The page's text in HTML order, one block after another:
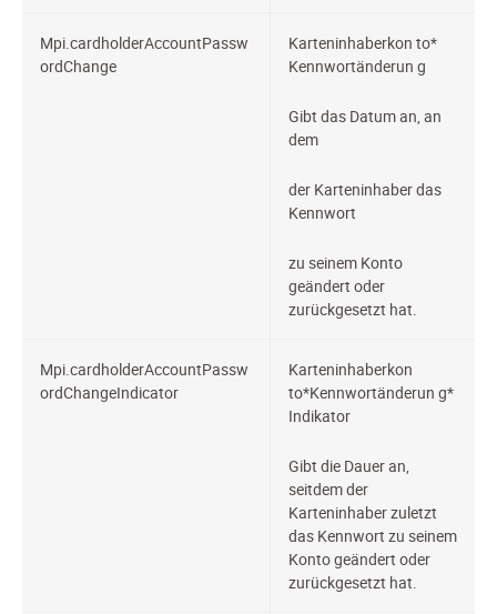
Mpi.cardholderAccountPassw
ordChange
Karteninhaberkon to*
Kennwortänderun g
Gibt das Datum an, an
dem
der Karteninhaber das
Kennwort
zu seinem Konto
geändert oder
zurückgesetzt hat.
Mpi.cardholderAccountPassw
ordChangeIndicator
Karteninhaberkon
to*Kennwortänderun g*
Indikator
Gibt die Dauer an,
seitdem der
Karteninhaber zuletzt
das Kennwort zu seinem
Konto geändert oder
zurückgesetzt hat.